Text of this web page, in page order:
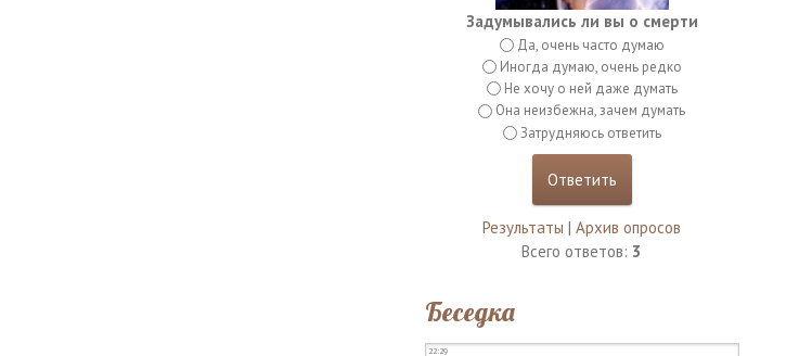
Задумывались ли вы о смерти
Да, очень часто думаю
Иногда думаю, очень редко
Не хочу о ней даже думать
Она неизбежна, зачем думать
Затрудняюсь ответить
Результаты |Архив опросов
Всего ответов: 3
Беседка